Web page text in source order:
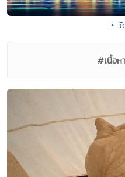
• วั
#เนื้อห